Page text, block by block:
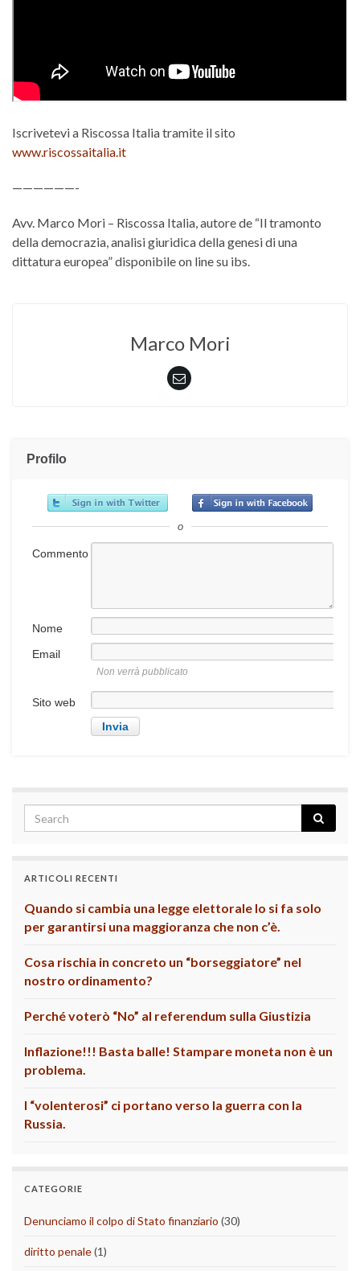
Iscrivetevi a Riscossa Italia tramite il sito
www.riscossaitalia.it
——————-
Avv. Marco Mori – Riscossa Italia, autore de “Il tramonto
della democrazia, analisi giuridica della genesi di una
dittatura europea” disponibile on line su ibs.
Marco Mori
Profilo
o
Commento
Nome
Email
Non verrà pubblicato
Sito web
ARTICOLI RECENTI
Quando si cambia una legge elettorale lo si fa solo
per garantirsi una maggioranza che non c’è.
Cosa rischia in concreto un “borseggiatore” nel
nostro ordinamento?
Perché voterò “No” al referendum sulla Giustizia
Inflazione!!! Basta balle! Stampare moneta non è un
problema.
I “volenterosi” ci portano verso la guerra con la
Russia.
CATEGORIE
Denunciamo il colpo di Stato finanziario (30)
diritto penale(1)